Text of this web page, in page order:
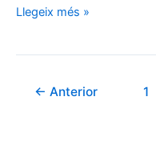
Blauet
blau:
Llegeix més »
← Anterior 1